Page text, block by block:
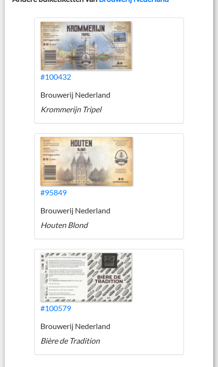
#100432
Brouwerij Nederland
Krommerijn Tripel
#95849
Brouwerij Nederland
Houten Blond
#100579
Brouwerij Nederland
Bière de Tradition